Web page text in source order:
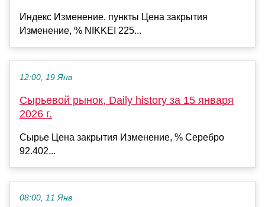
Индекс Изменение, пункты Цена закрытия
Изменение, % NIKKEI 225...
12:00, 19 Янв
Сырьевой рынок, Daily history за 15 января
2026 г.
Сырье Цена закрытия Изменение, % Серебро
92.402...
08:00, 11 Янв